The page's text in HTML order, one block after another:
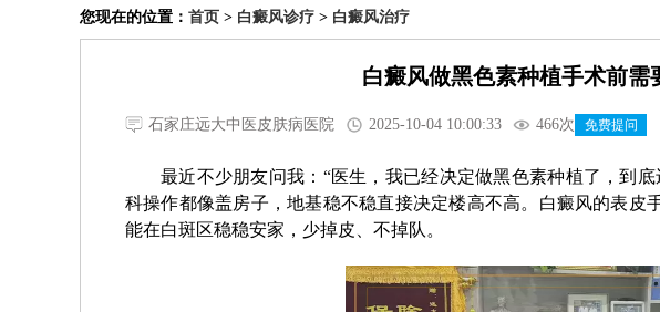
您现在的位置： 首页 > 白癜风诊疗 > 白癜风治疗
白癜风做黑色素种植手术前需
石家庄远大中医皮肤病医院 2025-10-04 10:00:33 466次 免费提问
最近不少朋友问我：“医生，我已经决定做黑色素种植了，到
科操作都像盖房子，地基稳不稳直接决定楼高不高。白癜风的表皮
能在白斑区稳稳安家，少掉皮、不掉队。